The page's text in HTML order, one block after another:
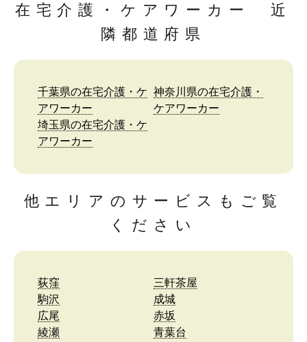
在宅介護・ケアワーカー 近
隣都道府県
千葉県の在宅介護・ケ
アワーカー
神奈川県の在宅介護・
ケアワーカー
埼玉県の在宅介護・ケ
アワーカー
他エリアのサービスもご覧
ください
荻窪
三軒茶屋
駒沢
成城
広尾
赤坂
綾瀬
青葉台